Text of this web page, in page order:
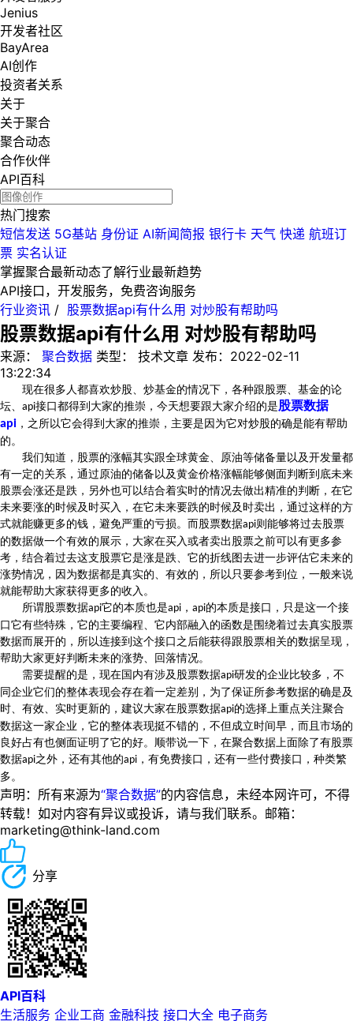
Jenius
开发者社区
BayArea
AI创作
投资者关系
关于
关于聚合
聚合动态
合作伙伴
API百科
热门搜索
短信发送 5G基站 身份证 AI新闻简报 银行卡 天气 快递 航班订
票 实名认证
掌握聚合最新动态了解行业最新趋势
API接口，开发服务，免费咨询服务
行业资讯 / 股票数据api有什么用 对炒股有帮助吗
股票数据api有什么用 对炒股有帮助吗
来源： 聚合数据 类型： 技术文章 发布： 2022-02-11
13:22:34
现在很多人都喜欢炒股、炒基金的情况下，各种跟股票、基金的论
坛、 api接口都得到大家的推崇，今天想要跟大家介绍的是股票数据
api ，之所以它会得到大家的推崇，主要是因为它对炒股的确是能有帮助
的。
我们知道，股票的涨幅其实跟全球黄金、原油等储备量以及开发量都
有一定的关系，通过原油的储备以及黄金价格涨幅能够侧面判断到底未来
股票会涨还是跌，另外也可以结合着实时的情况去做出精准的判断，在它
未来要涨的时候及时买入，在它未来要跌的时候及时卖出，通过这样的方
式就能赚更多的钱，避免严重的亏损。而股票数据api则能够将过去股票
的数据做一个有效的展示，大家在买入或者卖出股票之前可以有更多参
考，结合着过去这支股票它是涨是跌、它的折线图去进一步评估它未来的
涨势情况，因为数据都是真实的、有效的，所以只要参考到位，一般来说
就能帮助大家获得更多的收入。
所谓股票数据api它的本质也是api ， api的本质是接口，只是这一个接
口它有些特殊，它的主要编程、它内部融入的函数是围绕着过去真实股票
数据而展开的，所以连接到这个接口之后能获得跟股票相关的数据呈现，
帮助大家更好判断未来的涨势、回落情况。
需要提醒的是，现在国内有涉及股票数据api研发的企业比较多，不
同企业它们的整体表现会存在着一定差别，为了保证所参考数据的确是及
时、有效、实时更新的，建议大家在股票数据api的选择上重点关注聚合
数据这一家企业，它的整体表现挺不错的，不但成立时间早，而且市场的
良好占有也侧面证明了它的好。顺带说一下，在聚合数据上面除了有股票
数据api之外，还有其他的api ， 有免费接口，还有一些付费接口，种类繁
多。
声明：所有来源为“聚合数据”的内容信息，未经本网许可，不得
转载！如对内容有异议或投诉，请与我们联系。邮箱：
marketing@think-land.com
分享
API百科
生活服务 企业工商 金融科技 接口大全 电子商务